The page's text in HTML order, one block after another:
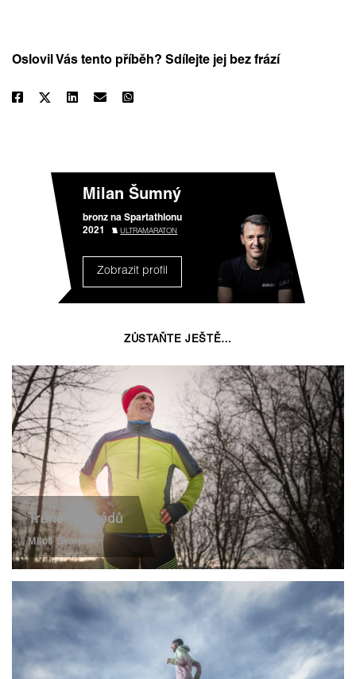
Oslovil Vás tento příběh? Sdílejte jej bez frází
Milan Šumný
bronz na Spartathlonu
2021
ULTRAMARATON
Zobrazit profil
ZŮSTAŇTE JEŠTĚ…
Trenér tragédů
Miloš Škorpil